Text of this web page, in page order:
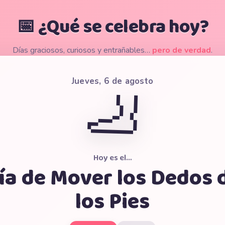
📅 ¿Qué se celebra hoy?
Días graciosos, curiosos y entrañables… pero de verdad.
Jueves, 6 de agosto
🦶
Hoy es el…
de Mover los Dedos
los Pies